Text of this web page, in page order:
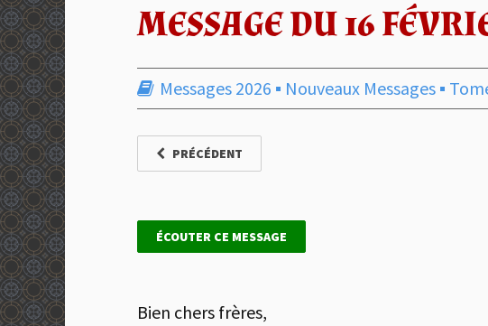
MESSAGE DU 16
Messages 2026 ▪︎ Nouveaux Messages ▪︎
PRÉCÉDENT
ÉCOUTER CE MESSAGE
Bien chers frères,